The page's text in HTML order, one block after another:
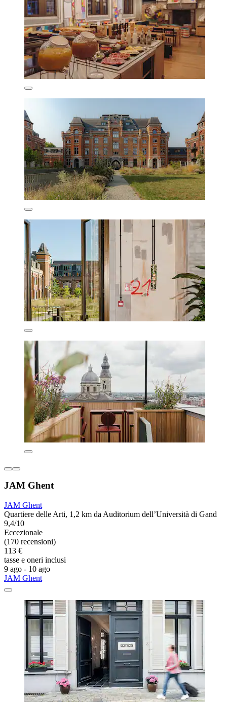
JAM Ghent
JAM Ghent
Quartiere delle Arti, 1,2 km da Auditorium dell’Università di Gand
9,4/10
Eccezionale
(170 recensioni)
113 €
tasse e oneri inclusi
9 ago - 10 ago
JAM Ghent